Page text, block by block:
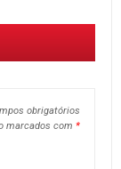
obrigatórios
marcados com *